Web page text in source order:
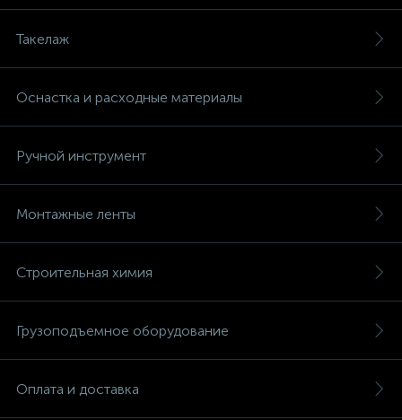
Такелаж
Оснастка и расходные материалы
Ручной инструмент
Монтажные ленты
Строительная химия
Грузоподъемное оборудование
Оплата и доставка